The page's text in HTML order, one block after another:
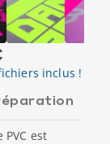
inclus !
est